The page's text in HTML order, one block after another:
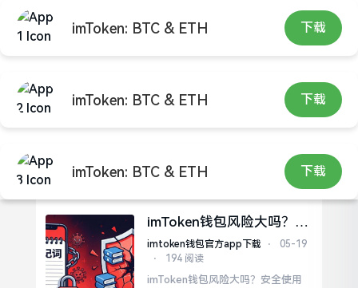
imToken: BTC & ETH 下载
imToken: BTC & ETH 下载
imToken: BTC & ETH 下载
手把手教你防范imToken钱
手把手教你防范imToken钱包的五
大潜在风险一个朋友,在去年的时候,
因是他未曾备份助记词,并且手机还
中了木马。助记词一旦出现泄露情
imToken钱包风险大吗？安
全使用避坑指南
imtoken钱包官方app下载 ⋅
05-19
⋅
194 阅读
imToken钱包风险大吗？安全使用